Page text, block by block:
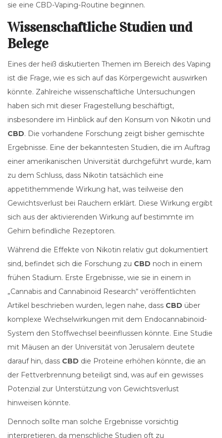
sie eine CBD-Vaping-Routine beginnen.
Wissenschaftliche Studien und
Belege
Eines der heiß diskutierten Themen im Bereich des Vaping
ist die Frage, wie es sich auf das Körpergewicht auswirken
könnte. Zahlreiche wissenschaftliche Untersuchungen
haben sich mit dieser Fragestellung beschäftigt,
insbesondere im Hinblick auf den Konsum von Nikotin und
CBD. Die vorhandene Forschung zeigt bisher gemischte
Ergebnisse. Eine der bekanntesten Studien, die im Auftrag
einer amerikanischen Universität durchgeführt wurde, kam
zu dem Schluss, dass Nikotin tatsächlich eine
appetithemmende Wirkung hat, was teilweise den
Gewichtsverlust bei Rauchern erklärt. Diese Wirkung ergibt
sich aus der aktivierenden Wirkung auf bestimmte im
Gehirn befindliche Rezeptoren.
Während die Effekte von Nikotin relativ gut dokumentiert
sind, befindet sich die Forschung zu CBD noch in einem
frühen Stadium. Erste Ergebnisse, wie sie in einem in
„Cannabis and Cannabinoid Research“ veröffentlichten
Artikel beschrieben wurden, legen nahe, dass CBD über
komplexe Wechselwirkungen mit dem Endocannabinoid-
System den Stoffwechsel beeinflussen könnte. Eine Studie
mit Mäusen an der Universität von Jerusalem deutete
darauf hin, dass CBD die Proteine erhöhen könnte, die an
der Fettverbrennung beteiligt sind, was auf ein gewisses
Potenzial zur Unterstützung von Gewichtsverlust
hinweisen könnte.
Dennoch sollte man solche Ergebnisse vorsichtig
interpretieren, da menschliche Studien oft zu